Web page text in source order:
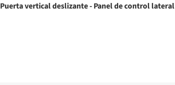
Puerta vertical deslizante - Panel de control lateral